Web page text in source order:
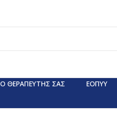
Ο ΘΕΡΑΠΕΥΤΗΣ ΣΑΣ ΕΟΠΥΥ